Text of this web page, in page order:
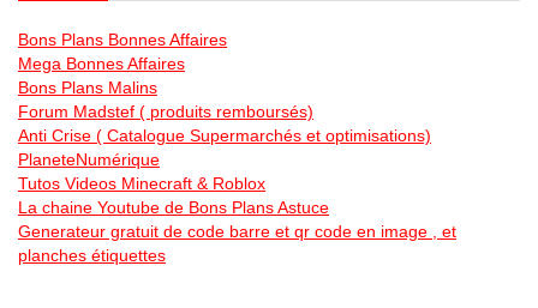
Bons Plans Bonnes Affaires
Mega Bonnes Affaires
Bons Plans Malins
Forum Madstef ( produits remboursés)
Anti Crise ( Catalogue Supermarchés et optimisations)
PlaneteNumérique
Tutos Videos Minecraft & Roblox
La chaine Youtube de Bons Plans Astuce
Generateur gratuit de code barre et qr code en image , et
planches étiquettes